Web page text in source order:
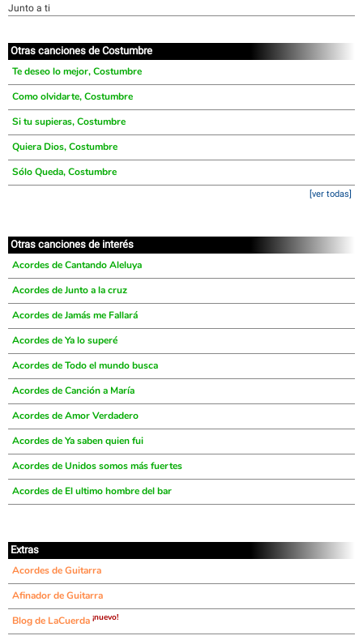
Junto a ti
Otras canciones de Costumbre
Te deseo lo mejor, Costumbre
Como olvidarte, Costumbre
Si tu supieras, Costumbre
Quiera Dios, Costumbre
Sólo Queda, Costumbre
[ver todas]
Otras canciones de interés
Acordes de Cantando Aleluya
Acordes de Junto a la cruz
Acordes de Jamás me Fallará
Acordes de Ya lo superé
Acordes de Todo el mundo busca
Acordes de Canción a María
Acordes de Amor Verdadero
Acordes de Ya saben quien fui
Acordes de Unidos somos más fuertes
Acordes de El ultimo hombre del bar
Extras
Acordes de Guitarra
Afinador de Guitarra
Blog de LaCuerda ¡nuevo!